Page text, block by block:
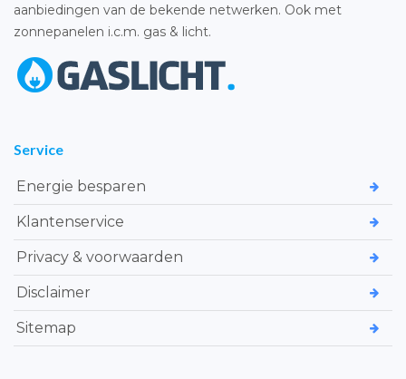
aanbiedingen van de bekende netwerken. Ook met
zonnepanelen i.c.m. gas & licht.
Service
Energie besparen
Klantenservice
Privacy & voorwaarden
Disclaimer
Sitemap